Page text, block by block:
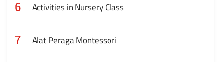
6 Activities in Nursery Class
7 Alat Peraga Montessori